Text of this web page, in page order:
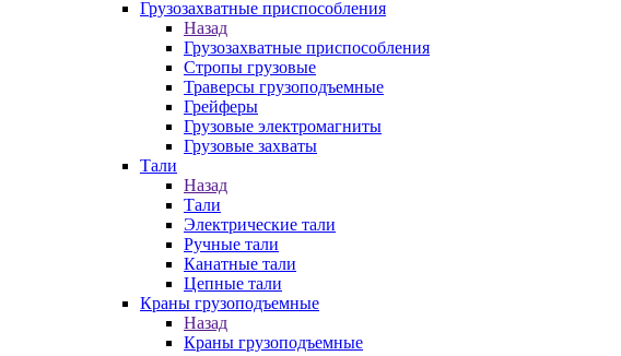
Грузозахватные приспособления
Назад
Грузозахватные приспособления
Стропы грузовые
Траверсы грузоподъемные
Грейферы
Грузовые электромагниты
Грузовые захваты
Тали
Назад
Тали
Электрические тали
Ручные тали
Канатные тали
Цепные тали
Краны грузоподъемные
Назад
Краны грузоподъемные